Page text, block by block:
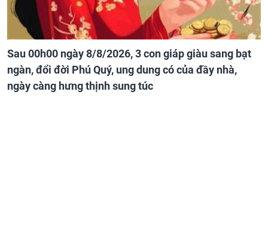
Sau 00h00 ngày 8/8/2026, 3 con giáp giàu sang bạt
ngàn, đổi đời Phú Quý, ung dung có của đầy nhà,
ngày càng hưng thịnh sung túc